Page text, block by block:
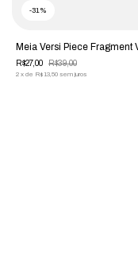
-31 %
Meia Versi Piece Fragment
R$27,00 R$39,00
2 x de R$13,50 sem juros